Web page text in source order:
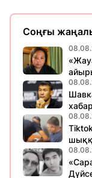
Соңғы
хабар